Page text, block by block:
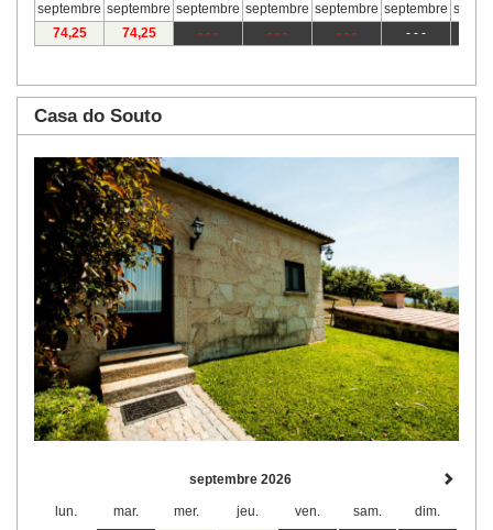
septembre septembre septembre septembre septembre septembre
74,25 74,25 - - - - - - - - - - - -
Casa do Souto
septembre 2026
lun. mar. mer. jeu. ven. sam. dim.